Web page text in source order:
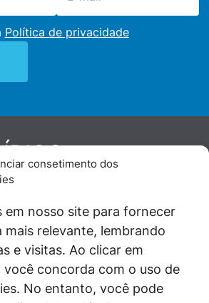
consetimento dos
em nosso site para fornecer
mais relevante, lembrando
e visitas. Ao clicar em
você concorda com o uso de
No entanto, você pode
Política de privacidade
os autores e
nacionais, se posicionam
relevantes do cotidiano e